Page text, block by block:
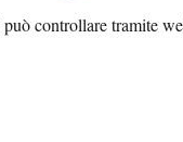
controllare tramite